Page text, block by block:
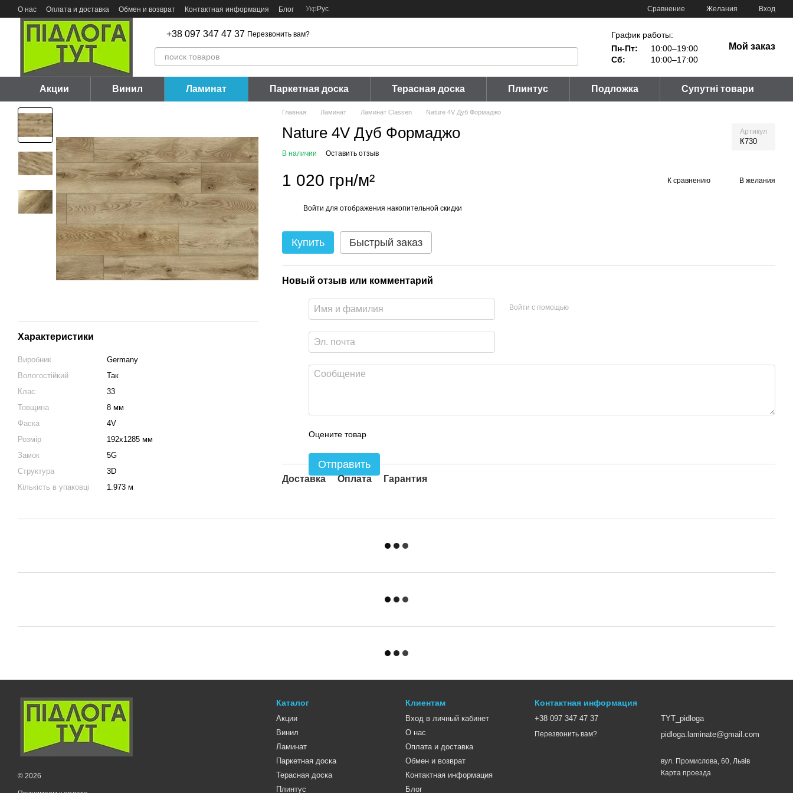
Перейти к основному контенту
О нас Оплата и доставка Обмен и возврат Контактная информация Блог Укр Рус Сравнение Желания Вход
+38 097 347 47 37 Перезвонить вам?
График работы:
Пн-Пт:
10:00–19:00
Сб:
10:00–17:00
Мой заказ
Акции Винил Ламинат Паркетная доска Терасная доска Плинтус Подложка Супутні товари
Характеристики
Виробник
Germany
Вологостійкий
Так
Клас
33
Товщина
8 мм
Фаска
4V
Розмір
192х1285 мм
Замок
5G
Структура
3D
Кількість в упаковці
1.973 м
Главная Ламинат Ламинат Classen Nature 4V Дуб Формаджо
Nature 4V Дуб Формаджо Артикул
К730
В наличии Оставить отзыв
1 020 грн/м² К сравнению В желания
Войти для отображения накопительной скидки
Купить Быстрый заказ
Новый отзыв или комментарий
Войти с помощью
Оцените товар
Отправить
Доставка Оплата Гарантия
© 2026
Каталог
Акции
Винил
Ламинат
Паркетная доска
Терасная доска
Плинтус
Клиентам
Вход в личный кабинет
О нас
Оплата и доставка
Обмен и возврат
Контактная информация
Блог
Контактная информация
+38 097 347 47 37
Перезвонить вам?
TYT_pidloga
pidloga.laminate@gmail.com
вул. Промислова, 60, Львів
Карта проезда